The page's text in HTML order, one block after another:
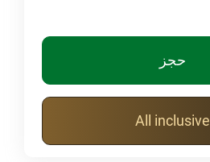
حجز
All inclusive